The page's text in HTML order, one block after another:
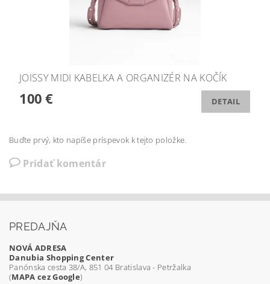
JOISSY MIDI KABELKA A ORGANIZÉR NA KOČÍK
100 € DETAIL
Buďte prvý, kto napíše príspevok k tejto položke.
Pridať komentár
PREDAJŇA
NOVÁ ADRESA
Danubia Shopping Center
Panónska cesta 38/A, 851 04 Bratislava - Petržalka
(MAPA cez Google)